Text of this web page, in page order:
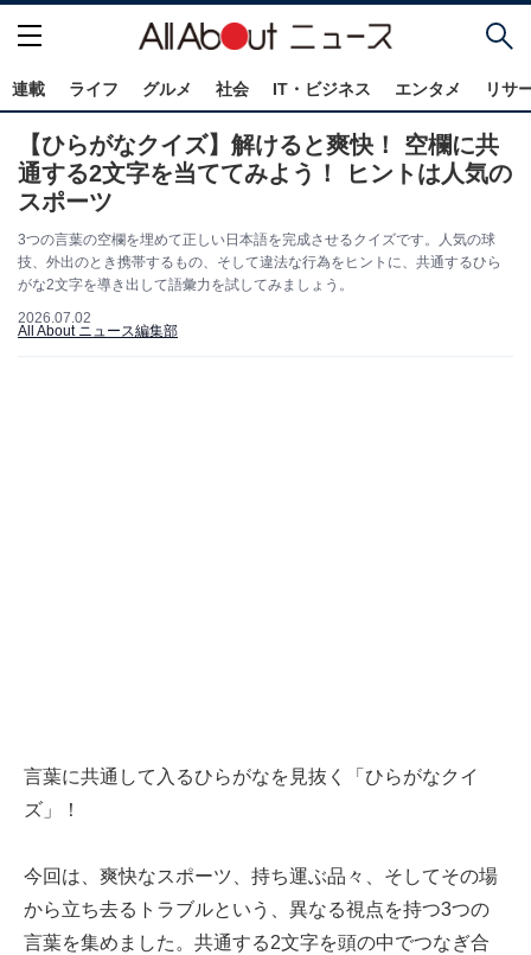
連載 ライフ グルメ 社会 IT・ビジネス エンタメ リサ
【ひらがなクイズ】解けると爽快！ 空欄に共
通する2文字を当ててみよう！ ヒントは人気の
スポーツ
3つの言葉の空欄を埋めて正しい日本語を完成させるクイズです。人気の球
技、外出のとき携帯するもの、そして違法な行為をヒントに、共通するひら
がな2文字を導き出して語彙力を試してみましょう。
2026.07.02
All About ニュース編集部
言葉に共通して入るひらがなを見抜く「ひらがなクイ
ズ」！
今回は、爽快なスポーツ、持ち運ぶ品々、そしてその場
から立ち去るトラブルという、異なる視点を持つ3つの
言葉を集めました。共通する2文字を頭の中でつなぎ合